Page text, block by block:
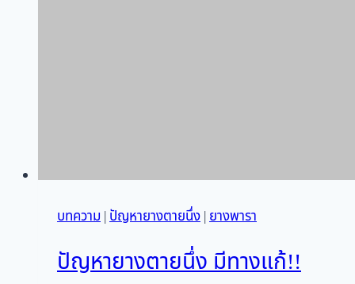
บทความ|ปัญหายางตายนึ่ง|ยางพารา
ปัญหายางตายนึ่ง มีทางแก้!!